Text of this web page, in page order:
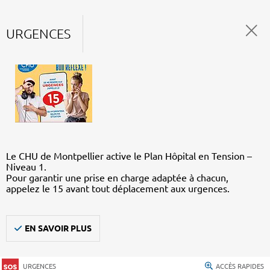
URGENCES
Le CHU de Montpellier active le Plan Hôpital en Tension –
Niveau 1.
Pour garantir une prise en charge adaptée à chacun,
appelez le 15 avant tout déplacement aux urgences.
EN SAVOIR PLUS
URGENCES ACCÈS RAPIDES